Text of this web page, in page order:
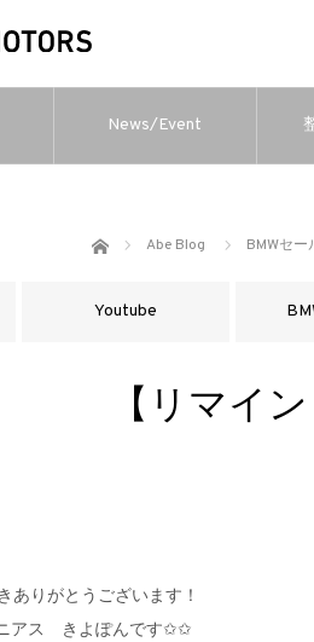
News/Event
ホーム Abe Blog BMWセー
Youtube
【リマイ
ありがとうございます！
アス きよぽんです✩✩